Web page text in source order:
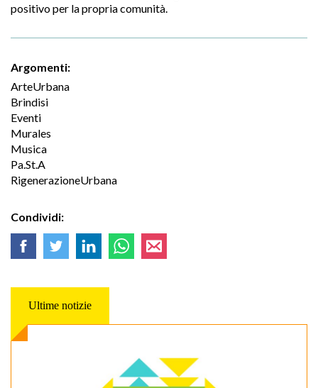
positivo per la propria comunità.
Argomenti:
ArteUrbana
Brindisi
Eventi
Murales
Musica
Pa.St.A
RigenerazioneUrbana
Condividi:
Ultime notizie